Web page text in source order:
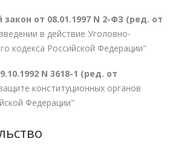
от 08.01.1997 N 2-ФЗ (ред. от
в действие Уголовно-
кодекса Российской Федерации"
N 3618-1 (ред. от
конституционных органов
Федерации"